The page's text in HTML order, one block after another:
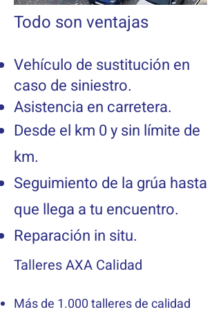
Todo son ventajas
Vehículo de sustitución en
caso de siniestro.
Asistencia en carretera.
Desde el km 0 y sin límite de
km.
Seguimiento de la grúa hasta
que llega a tu encuentro.
Reparación in situ.
Talleres AXA Calidad
Más de 1.000 talleres de calidad